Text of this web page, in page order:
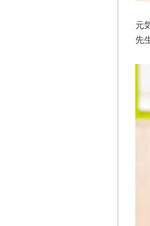
元
先